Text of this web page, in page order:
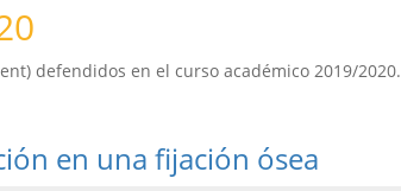
defendidos en el curso académico 2019/2020.
en una fijación ósea